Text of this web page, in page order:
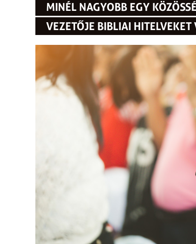
MINÉL NAGYOBB EGY
VEZETŐJE BIBLIAI HITELVEKET